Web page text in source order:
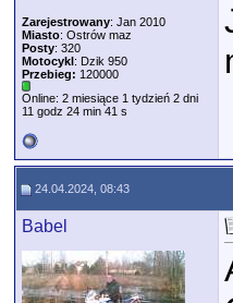
Zarejestrowany: Jan 2010
Miasto: Ostrów maz
Posty: 320
Motocykl: Dzik 950
Przebieg: 120000
Online: 2 miesiące 1 tydzień 2 dni
11 godz 24 min 41 s
24.04.2024, 08:43
Babel